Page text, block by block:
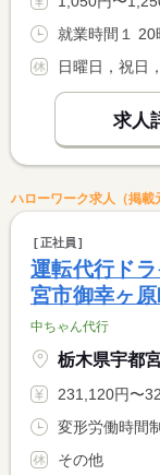
日曜日，祝日
求人
ハローワーク求人（掲載
正社員
運転代行ド
宮市御幸ヶ原
中ちゃん代行
栃木県宇都
231,120円〜324,000円 ※フル
その他